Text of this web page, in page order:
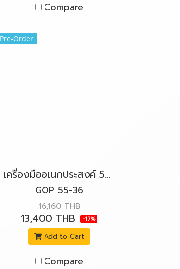
Compare
Pre-Order
เครื่องมืออเนกประสงค์ 550W. BOSCH รุ่น GOP 55-36 สวิตช์บนล็อค
GOP 55-36
16,160 THB
13,400 THB -17%
Add to Cart
Compare